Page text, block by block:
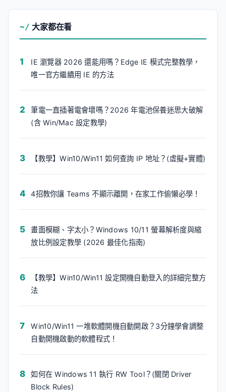
大家都在看
IE 瀏覽器 2026 還能用嗎？Edge IE 模式完整教學，
唯一官方繼續用 IE 的方法
筆電一直插著電會壞嗎？2026 年電池保養迷思大破解
(含 Win/Mac 設定教學)
【教學】Win10/Win11 如何查詢 IP 地址？(虛擬+實體)
4招教你讓 Teams 不顯示離開，在家工作偷懶必學！
畫面模糊、字太小？Windows 10/11 螢幕解析度與縮
放比例設定教學 (2026 最佳化指南)
【教學】Win10/Win11 設定開機自動登入的詳細完整方
法
Win10/Win11 一堆軟體開機自動開啟？3分鐘學會調整
自動開機啟動的軟體程式！
如何在 Windows 11 執行 RW Tool？(關閉 Driver
Block Rules)